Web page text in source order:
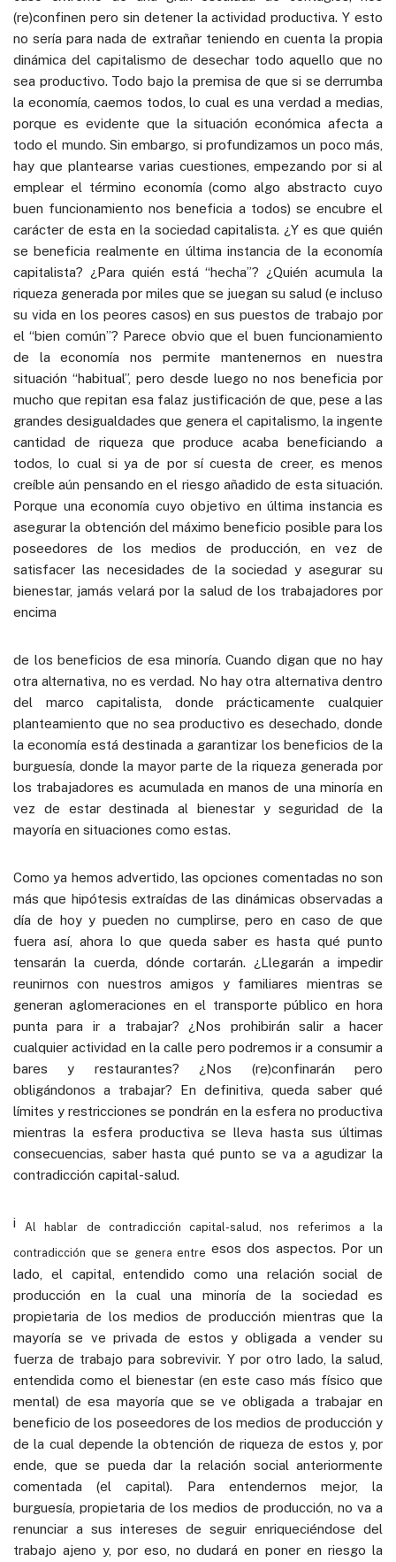
(re)confinen pero sin detener la actividad productiva. Y esto
no sería para nada de extrañar teniendo en cuenta la propia
dinámica del capitalismo de desechar todo aquello que no
sea productivo. Todo bajo la premisa de que si se derrumba
la economía, caemos todos, lo cual es una verdad a medias,
porque es evidente que la situación económica afecta a
todo el mundo. Sin embargo, si profundizamos un poco más,
hay que plantearse varias cuestiones, empezando por si al
emplear el término economía (como algo abstracto cuyo
buen funcionamiento nos beneficia a todos) se encubre el
carácter de esta en la sociedad capitalista. ¿Y es que quién
se beneficia realmente en última instancia de la economía
capitalista? ¿Para quién está “hecha”? ¿Quién acumula la
riqueza generada por miles que se juegan su salud (e incluso
su vida en los peores casos) en sus puestos de trabajo por
el “bien común”? Parece obvio que el buen funcionamiento
de la economía nos permite mantenernos en nuestra
situación “habitual”, pero desde luego no nos beneficia por
mucho que repitan esa falaz justificación de que, pese a las
grandes desigualdades que genera el capitalismo, la ingente
cantidad de riqueza que produce acaba beneficiando a
todos, lo cual si ya de por sí cuesta de creer, es menos
creíble aún pensando en el riesgo añadido de esta situación.
Porque una economía cuyo objetivo en última instancia es
asegurar la obtención del máximo beneficio posible para los
poseedores de los medios de producción, en vez de
satisfacer las necesidades de la sociedad y asegurar su
bienestar, jamás velará por la salud de los trabajadores por
encima
de los beneficios de esa minoría. Cuando digan que no hay
otra alternativa, no es verdad. No hay otra alternativa dentro
del marco capitalista, donde prácticamente cualquier
planteamiento que no sea productivo es desechado, donde
la economía está destinada a garantizar los beneficios de la
burguesía, donde la mayor parte de la riqueza generada por
los trabajadores es acumulada en manos de una minoría en
vez de estar destinada al bienestar y seguridad de la
mayoría en situaciones como estas.
Como ya hemos advertido, las opciones comentadas no son
más que hipótesis extraídas de las dinámicas observadas a
día de hoy y pueden no cumplirse, pero en caso de que
fuera así, ahora lo que queda saber es hasta qué punto
tensarán la cuerda, dónde cortarán. ¿Llegarán a impedir
reunirnos con nuestros amigos y familiares mientras se
generan aglomeraciones en el transporte público en hora
punta para ir a trabajar? ¿Nos prohibirán salir a hacer
cualquier actividad en la calle pero podremos ir a consumir a
bares y restaurantes? ¿Nos (re)confinarán pero
obligándonos a trabajar? En definitiva, queda saber qué
límites y restricciones se pondrán en la esfera no productiva
mientras la esfera productiva se lleva hasta sus últimas
consecuencias, saber hasta qué punto se va a agudizar la
contradicción capital-salud.
i
Al hablar de contradicción capital-salud, nos referimos a la
contradicción que se genera entre esos dos aspectos. Por un
lado, el capital, entendido como una relación social de
producción en la cual una minoría de la sociedad es
propietaria de los medios de producción mientras que la
mayoría se ve privada de estos y obligada a vender su
fuerza de trabajo para sobrevivir. Y por otro lado, la salud,
entendida como el bienestar (en este caso más físico que
mental) de esa mayoría que se ve obligada a trabajar en
beneficio de los poseedores de los medios de producción y
de la cual depende la obtención de riqueza de estos y, por
ende, que se pueda dar la relación social anteriormente
comentada (el capital). Para entendernos mejor, la
burguesía, propietaria de los medios de producción, no va a
renunciar a sus intereses de seguir enriqueciéndose del
trabajo ajeno y, por eso, no dudará en poner en riesgo la